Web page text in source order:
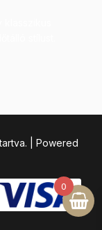
| Powered
0